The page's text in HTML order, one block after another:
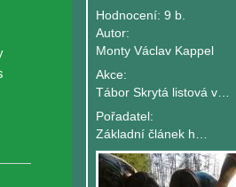
Hodnocení: 9 b.
Autor:
Monty Václav Kappel
Akce:
Tábor Skrytá listová vesnice
Pořadatel:
Základní článek hnutí Brontosaurus 1. BRĎO TIŠNOV - GINGO